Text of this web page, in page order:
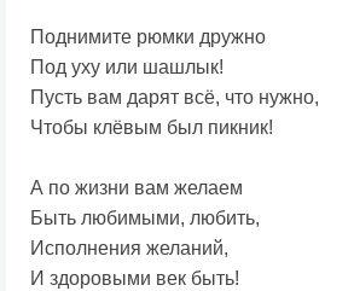
Поднимите рюмки дружно
Под уху или шашлык!
Пусть вам дарят всё, что нужно,
Чтобы клёвым был пикник!
А по жизни вам желаем
Быть любимыми, любить,
Исполнения желаний,
И здоровыми век быть!